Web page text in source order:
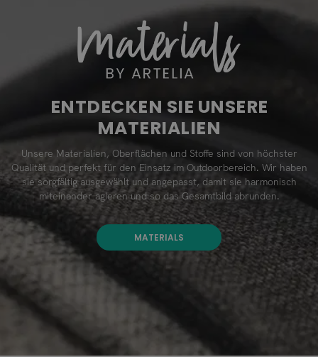
ENTDECKEN SIE UNSERE
MATERIALIEN
Unsere Materialien, Oberflächen und Stoffe sind von höchster
Qualität und perfekt für den Einsatz im Outdoorbereich. Wir haben
sie sorgfältig ausgewählt und angepasst, damit sie harmonisch
miteinander agieren und so das Gesamtbild abrunden.
MATERIALS